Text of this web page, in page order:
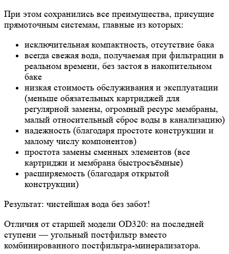
При этом сохранились все преимущества, присущие
прямоточным системам, главные из которых:
исключительная компактность, отсутствие бака
всегда свежая вода, получаемая при фильтрации в
реальном времени, без застоя в накопительном
баке
низкая стоимость обслуживания и эксплуатации
(меньше обязательных картриджей для
регулярной замены, огромный ресурс мембраны,
малый относительный сброс воды в канализацию)
надежность (благодаря простоте конструкции и
малому числу компонентов)
простота замены сменных элементов (все
картриджи и мембрана быстросъёмные)
расширяемость (благодаря открытой
конструкции)
Результат: чистейшая вода без забот!
Отличия от старшей модели OD320: на последней
ступени — угольный постфильтр вместо
комбинированного постфильтра-минерализатора.